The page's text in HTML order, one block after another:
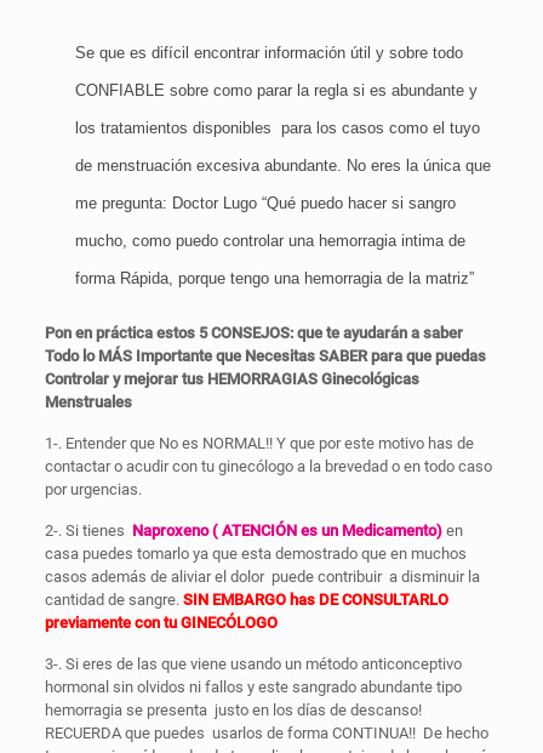
Se que es difícil encontrar información útil y sobre todo
CONFIABLE sobre como parar la regla si es abundante y
los tratamientos disponibles para los casos como el tuyo
de menstruación excesiva abundante. No eres la única que
me pregunta: Doctor Lugo “Qué puedo hacer si sangro
mucho, como puedo controlar una hemorragia intima de
forma Rápida, porque tengo una hemorragia de la matriz”
Pon en práctica estos 5 CONSEJOS: que te ayudarán a saber
Todo lo MÁS Importante que Necesitas SABER para que puedas
Controlar y mejorar tus HEMORRAGIAS Ginecológicas
Menstruales
1-. Entender que No es NORMAL!! Y que por este motivo has de
contactar o acudir con tu ginecólogo a la brevedad o en todo caso
por urgencias.
2-. Si tienes Naproxeno ( ATENCIÓN es un Medicamento)en
casa puedes tomarlo ya que esta demostrado que en muchos
casos además de aliviar el dolor puede contribuir a disminuir la
cantidad de sangre. SIN EMBARGO has DE CONSULTARLO
previamente con tu GINECÓLOGO
3-. Si eres de las que viene usando un método anticonceptivo
hormonal sin olvidos ni fallos y este sangrado abundante tipo
hemorragia se presenta justo en los días de descanso!
RECUERDA que puedes usarlos de forma CONTINUA!! De hecho